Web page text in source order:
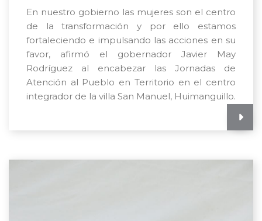
En nuestro gobierno las mujeres son el centro
de la transformación y por ello estamos
fortaleciendo e impulsando las acciones en su
favor, afirmó el gobernador Javier May
Rodríguez al encabezar las Jornadas de
Atención al Pueblo en Territorio en el centro
integrador de la villa San Manuel, Huimanguillo.